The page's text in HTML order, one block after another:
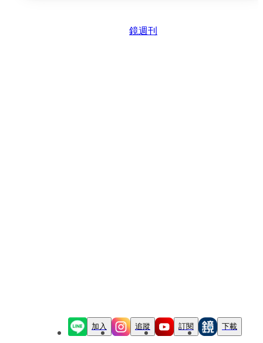
鏡週刊
加入 追蹤 訂閱 下載